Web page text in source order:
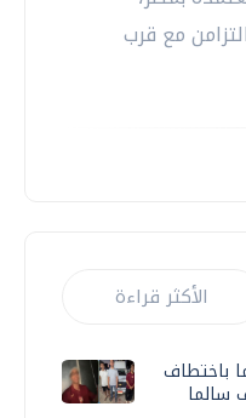
مع قرب
الأكثر قراءة
باختطاف
سالما